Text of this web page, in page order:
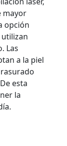
mayor
opción
utilizan
Las
a la piel
esta
la